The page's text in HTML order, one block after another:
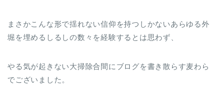
まさかこんな形で揺れない信仰を持つしかないあらゆる外
堀を埋めるしるしの数々を経験するとは思わず、
やる気が起きない大掃除合間にブログを書き散らす麦わら
でございました。